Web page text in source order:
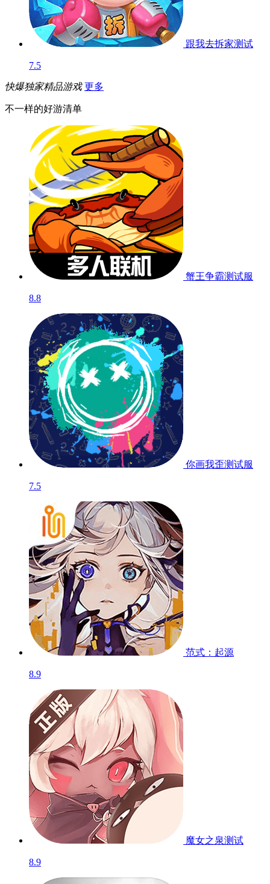
跟我去拆家测试
7.5
快爆独家精品游戏 更多
不一样的好游清单
蟹王争霸测试服
8.8
你画我歪测试服
7.5
范式：起源
8.9
魔女之泉测试
8.9